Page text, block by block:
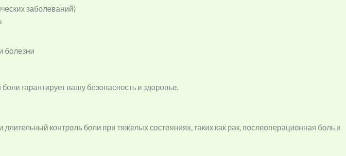
заболеваний)
болезни
гарантирует вашу безопасность и здоровье.
контроль боли при тяжелых состояниях, таких как рак, послеоперационная боль и